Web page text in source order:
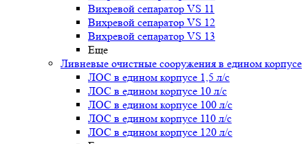
Вихревой сепаратор VS 11
Вихревой сепаратор VS 12
Вихревой сепаратор VS 13
Еще
Ливневые очистные сооружения в едином корпусе
ЛОС в едином корпусе 1,5 л/с
ЛОС в едином корпусе 10 л/с
ЛОС в едином корпусе 100 л/с
ЛОС в едином корпусе 110 л/с
ЛОС в едином корпусе 120 л/с